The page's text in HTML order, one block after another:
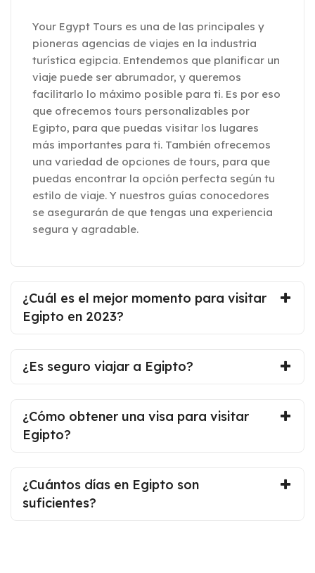
Your Egypt Tours es una de las principales y
pioneras agencias de viajes en la industria
turística egipcia. Entendemos que planificar un
viaje puede ser abrumador, y queremos
facilitarlo lo máximo posible para ti. Es por eso
que ofrecemos tours personalizables por
Egipto, para que puedas visitar los lugares
más importantes para ti. También ofrecemos
una variedad de opciones de tours, para que
puedas encontrar la opción perfecta según tu
estilo de viaje. Y nuestros guías conocedores
se asegurarán de que tengas una experiencia
segura y agradable.
¿Cuál es el mejor momento para visitar
Egipto en 2023?
¿Es seguro viajar a Egipto?
¿Cómo obtener una visa para visitar
Egipto?
¿Cuántos días en Egipto son
suficientes?